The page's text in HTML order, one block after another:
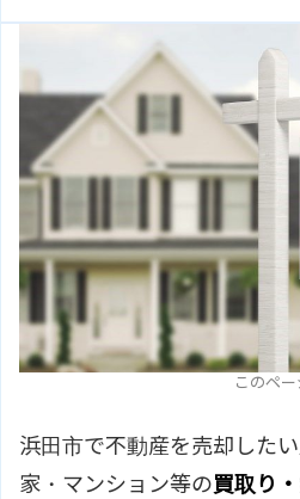
このペ
浜田市で不動産を売却した
家・マンション等の買取り